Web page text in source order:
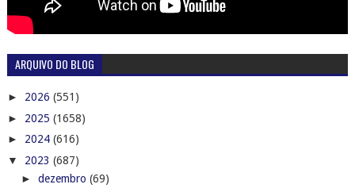
ARQUIVO DO BLOG
► 2026 (551)
► 2025 (1658)
► 2024 (616)
▼ 2023 (687)
► dezembro (69)